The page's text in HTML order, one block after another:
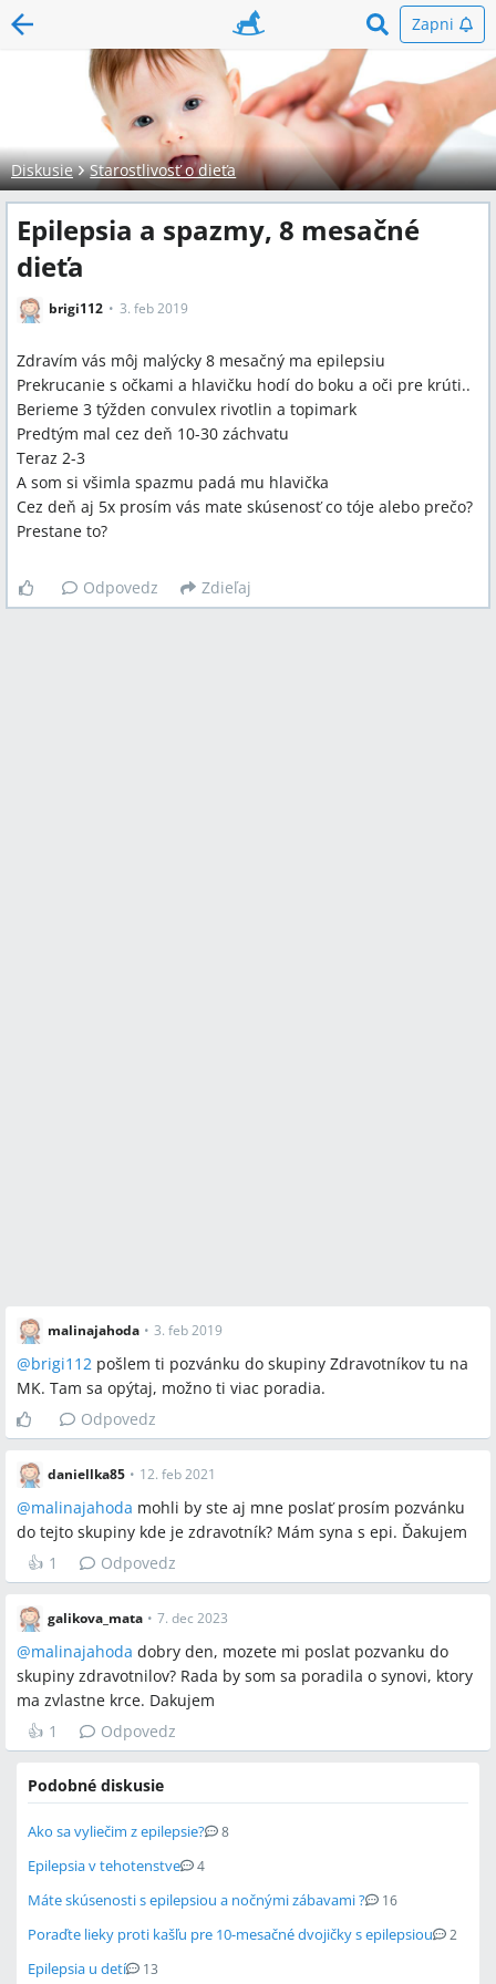
Zapni
Diskusie Starostlivosť o dieťa
Epilepsia a spazmy, 8 mesačné
dieťa
brigi112 3. feb 2019
Zdravím vás môj malýcky 8 mesačný ma epilepsiu
Prekrucanie s očkami a hlavičku hodí do boku a oči pre krúti..
Berieme 3 týžden convulex rivotlin a topimark
Predtým mal cez deň 10-30 záchvatu
Teraz 2-3
A som si všimla spazmu padá mu hlavička
Cez deň aj 5x prosím vás mate skúsenosť co tóje alebo prečo?
Prestane to?
Odpovedz Zdieľaj
malinajahoda • 3. feb 2019
@brigi112 pošlem ti pozvánku do skupiny Zdravotníkov tu na
MK. Tam sa opýtaj, možno ti viac poradia.
Odpovedz
daniellka85 • 12. feb 2021
@malinajahoda mohli by ste aj mne poslať prosím pozvánku
do tejto skupiny kde je zdravotník? Mám syna s epi. Ďakujem
👍 1 Odpovedz
galikova_mata • 7. dec 2023
@malinajahoda dobry den, mozete mi poslat pozvanku do
skupiny zdravotnilov? Rada by som sa poradila o synovi, ktory
ma zvlastne krce. Dakujem
👍 1 Odpovedz
Podobné diskusie
Ako sa vyliečim z epilepsie? 8
Epilepsia v tehotenstve 4
Máte skúsenosti s epilepsiou a nočnými zábavami ? 16
Poraďte lieky proti kašľu pre 10-mesačné dvojičky s epilepsiou 2
Epilepsia u detí 13